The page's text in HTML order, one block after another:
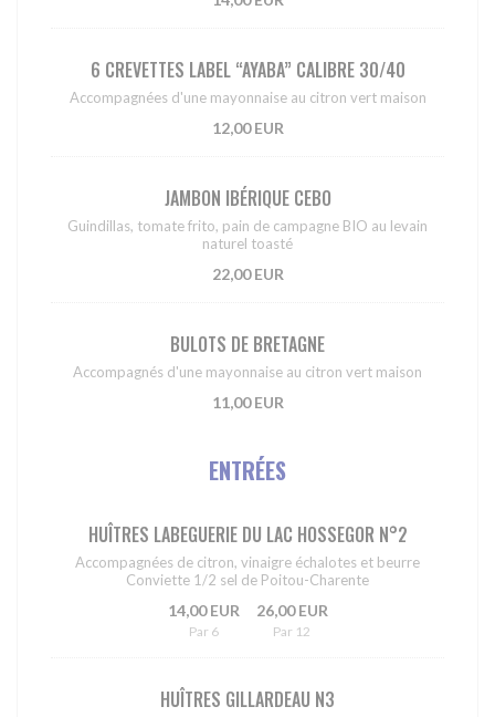
6 CREVETTES LABEL “AYABA” CALIBRE 30/40
Accompagnées d'une mayonnaise au citron vert maison
12,00 EUR
JAMBON IBÉRIQUE CEBO
Guindillas, tomate frito, pain de campagne BIO au levain
naturel toasté
22,00 EUR
BULOTS DE BRETAGNE
Accompagnés d'une mayonnaise au citron vert maison
11,00 EUR
ENTRÉES
HUÎTRES LABEGUERIE DU LAC HOSSEGOR N°2
Accompagnées de citron, vinaigre échalotes et beurre
Conviette 1/2 sel de Poitou-Charente
14,00 EUR
Par 6
26,00 EUR
Par 12
HUÎTRES GILLARDEAU N3